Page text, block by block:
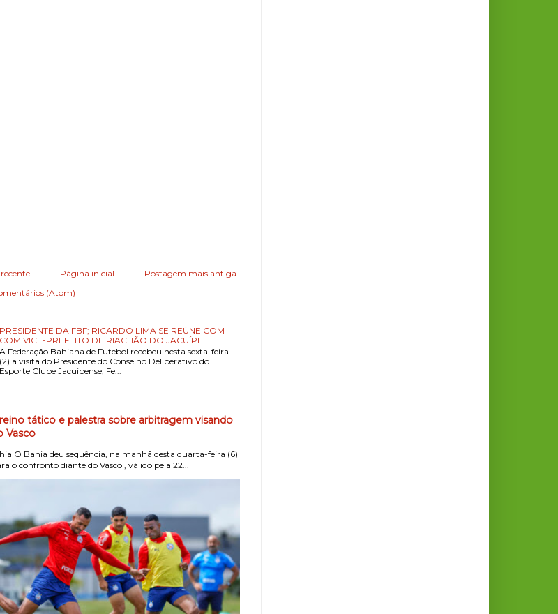
Postagem mais antiga
Página inicial
(Atom)
PRESIDENTE DA FBF; RICARDO LIMA SE REÚNE COM
COM VICE-PREFEITO DE RIACHÃO DO JACUÍPE
A Federação Bahiana de Futebol recebeu nesta sexta-feira
(2) a visita do Presidente do Conselho Deliberativo do
Esporte Clube Jacuipense, Fe...
tático e palestra sobre arbitragem visando
Vasco
O Bahia deu sequência, na manhã desta quarta-feira (6)
o confronto diante do Vasco , válido pela 22...